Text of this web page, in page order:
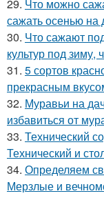
29. Что можно
сажать осенью на
30. Что сажают
культур под зиму,
31. 5 сортов
прекрасным
32. Муравьи на
избавиться от
33. Технический
Технический и
34. Определяем
Мерзлые и